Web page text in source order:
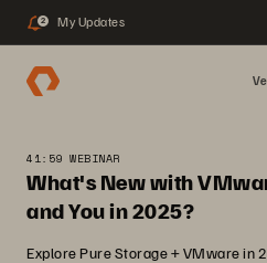
2 My Updates
41:59 WEBINAR
What's New with
and You in 2025?
Explore Pure Storage + VMware in